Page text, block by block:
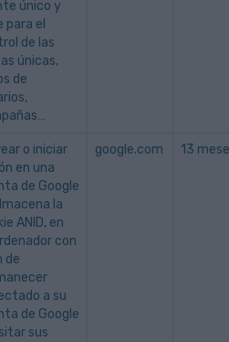
único y
para el
de las
únicas,
de
o iniciar
en una
de Google
la
ANID, en
con
de
a su
de Google
sus
google.com 13